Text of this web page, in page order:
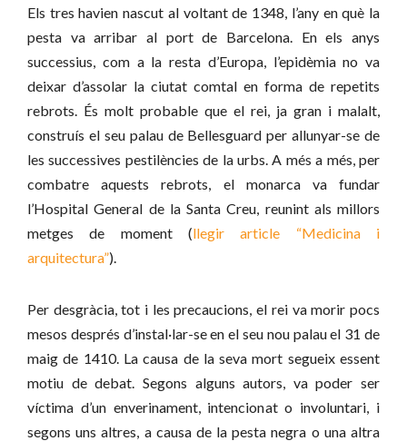
Els tres havien nascut al voltant de 1348, l’any en què la
pesta va arribar al port de Barcelona. En els anys
successius, com a la resta d’Europa, l’epidèmia no va
deixar d’assolar la ciutat comtal en forma de repetits
rebrots. És molt probable que el rei, ja gran i malalt,
construís el seu palau de Bellesguard per allunyar-se de
les successives pestilències de la urbs. A més a més, per
combatre aquests rebrots, el monarca va fundar
l’Hospital General de la Santa Creu, reunint als millors
metges de moment (llegir article “Medicina i
arquitectura”).
Per desgràcia, tot i les precaucions, el rei va morir pocs
mesos després d’instal·lar-se en el seu nou palau el 31 de
maig de 1410. La causa de la seva mort segueix essent
motiu de debat. Segons alguns autors, va poder ser
víctima d’un enverinament, intencionat o involuntari, i
segons uns altres, a causa de la pesta negra o una altra